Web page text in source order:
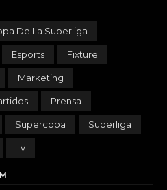
De La Superliga
Esports Fixture
Marketing
Prensa
Supercopa Superliga
Tv